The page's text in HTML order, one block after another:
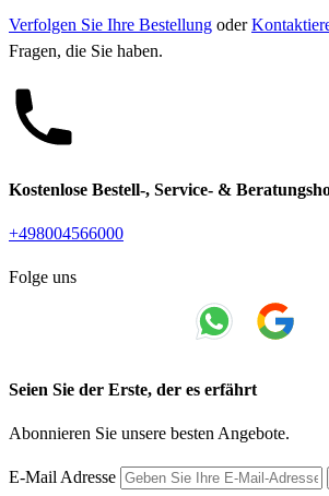
Verfolgen Sie Ihre Bestellung oder
Fragen, die Sie haben.
Kostenlose Bestell-, Service- &
+498004566000
Folge uns
Seien Sie der Erste, der es erfährt
Abonnieren Sie unsere besten Angebote.
E-Mail Adresse